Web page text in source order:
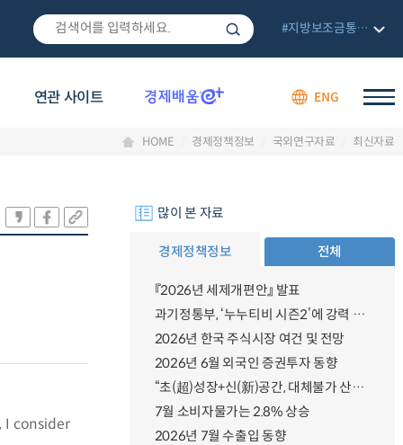
연관 사이트 ENG
#지방보조금통합관리망
HOME 경제정책정보 국외연구자료 최신자료
I consider
많이 본 자료
경제정책정보 전체
『2026년 세제개편안』 발표
과기정통부, ‘누누티비 시즌2’에 강력 대응 의지 밝혀
2026년 한국 주식시장 여건 및 전망
2026년 6월 외국인 증권투자 동향
“초(超)성장+신(新)공간, 대체불가 산업강국”
7월 소비자물가는 2.8% 상승
2026년 7월 수출입 동향